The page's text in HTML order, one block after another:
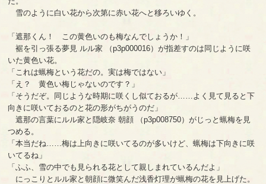
雪のように白い花から次第に赤い花へと移ろいゆく。
「遮那くん！ この黄色いのも梅なんでしょうか！」
裾を引っ張る夢見 ルル家 （p3p000016）が指差すのは同じように咲
いた黄色い花。
「これは蝋梅という花だの。実は梅ではない」
「え？ 黄色い梅じゃないのです？」
「そうだぞ。同じような時期に咲くし似ておるが……よく見て見ると下
向きに咲いておるのと花の形がちがうのだ」
遮那の言葉にルル家と隠岐奈 朝顔 （p3p008750）がじっと蝋梅を見
つめる。
「本当だね……梅は上向きに咲いてるのが多いけど、蝋梅は下向きに咲
いてるね」
「ふふ、雪の中でも見られる花として親しまれているんだよ」
にっこりとルル家と朝顔に微笑んだ浅香灯理が蝋梅の花を見上げた。